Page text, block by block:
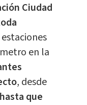
Ciudad
estaciones
en la
, desde
que